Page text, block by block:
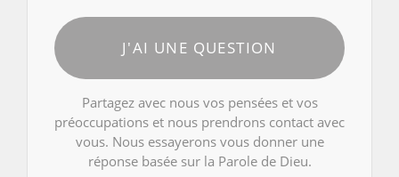
J'AI UNE QUESTION
Partagez avec nous vos pensées et vos
préoccupations et nous prendrons contact avec
vous. Nous essayerons vous donner une
réponse basée sur la Parole de Dieu.